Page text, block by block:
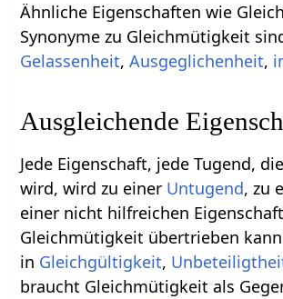
Ähnliche Eigenschaften wie
Synonyme zu Gleichmütigkeit
Gelassenheit,Ausgeglichenheit,
Ausgleichende
Jede Eigenschaft, jede Tugend,
wird, wird zu einer Untugend, zu
einer nicht hilfreichen
Gleichmütigkeit übertrieben
in Gleichgültigkeit,
braucht Gleichmütigkeit als